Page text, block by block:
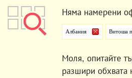
Няма намерени
Албания Витоша
Моля, опитайте
разшири обхвата